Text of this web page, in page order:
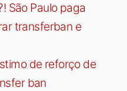
São Paulo paga
transferban e
de reforço de
ban